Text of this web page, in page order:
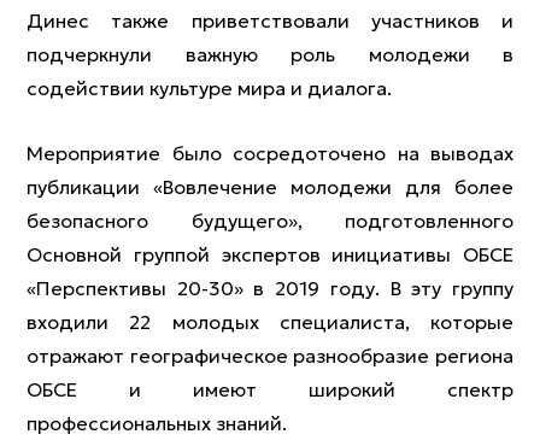
Динес также приветствовали участников и
подчеркнули важную роль молодежи в
содействии культуре мира и диалога.
Мероприятие было сосредоточено на выводах
публикации «Вовлечение молодежи для более
безопасного будущего», подготовленного
Основной группой экспертов инициативы ОБСЕ
«Перспективы 20-30» в 2019 году. В эту группу
входили 22 молодых специалиста, которые
отражают географическое разнообразие региона
ОБСЕ и имеют широкий спектр
профессиональных знаний.